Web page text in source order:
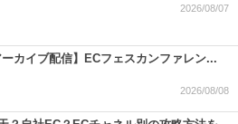
2026/08/07
ーカイブ配信】ECフェスカンファレン...
2026/08/08